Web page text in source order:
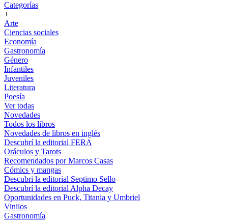
Categorías
+
Arte
Ciencias sociales
Economía
Gastronomía
Género
Infantiles
Juveniles
Literatura
Poesía
Ver todas
Novedades
Todos los libros
Novedades de libros en inglés
Descubrí la editorial FERA
Oráculos y Tarots
Recomendados por Marcos Casas
Cómics y mangas
Descubri la editorial Septimo Sello
Descubrí la editorial Alpha Decay
Oportunidades en Puck, Titania y Umbriel
Vinilos
Gastronomía